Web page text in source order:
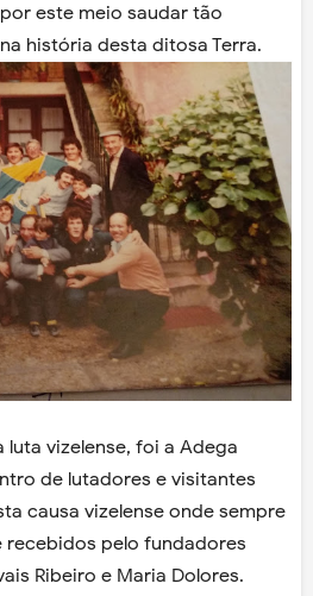
este meio saudar tão
história desta ditosa Terra.
luta vizelense, foi a Adega
de lutadores e visitantes
causa vizelense onde sempre
pelo fundadores
Ribeiro e Maria Dolores.